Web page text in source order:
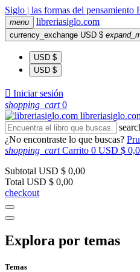
Siglo | las formas del pensamiento
menu libreriasiglo.com
currency_exchange USD $
USD $
USD $
 Iniciar sesión
shopping_cart 0
libreriasiglo
¿No encontraste lo que buscas?
shopping_cart Carrito 0 USD $
Subtotal USD $ 0,00
Total USD $ 0,00
checkout
Explora por temas
Temas